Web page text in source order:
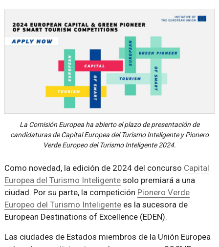
La Comisión Europea ha abierto el plazo de presentación de
candidaturas de Capital Europea del Turismo Inteligente y Pionero
Verde Europeo del Turismo Inteligente 2024.
Como novedad, la edición de 2024 del concurso Capital
Europea del Turismo Inteligentesolo premiará a una
ciudad. Por su parte, la competición Pionero Verde
Europeo del Turismo Inteligentees la sucesora de
European Destinations of Excellence (EDEN).
Las ciudades de Estados miembros de la Unión Europea